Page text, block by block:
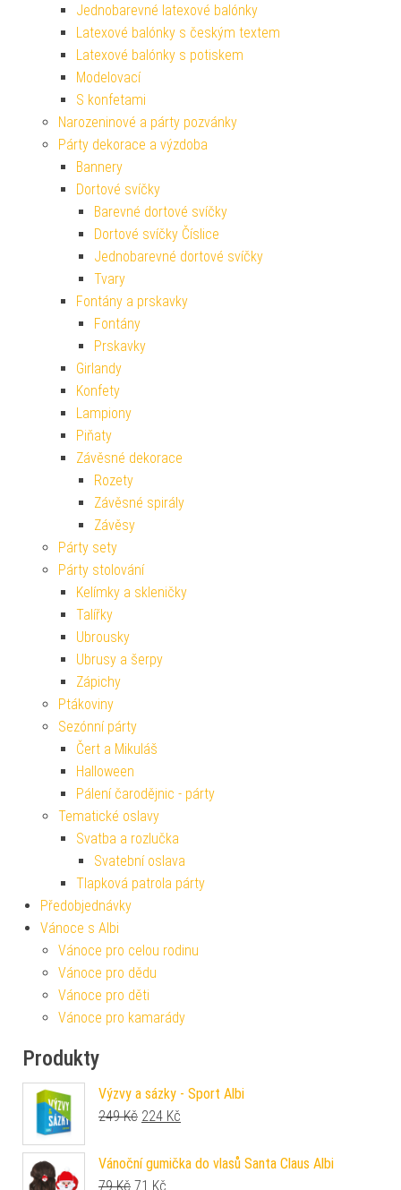
Jednobarevné latexové balónky
Latexové balónky s českým textem
Latexové balónky s potiskem
Modelovací
S konfetami
Narozeninové a párty pozvánky
Párty dekorace a výzdoba
Bannery
Dortové svíčky
Barevné dortové svíčky
Dortové svíčky Číslice
Jednobarevné dortové svíčky
Tvary
Fontány a prskavky
Fontány
Prskavky
Girlandy
Konfety
Lampiony
Piňaty
Závěsné dekorace
Rozety
Závěsné spirály
Závěsy
Párty sety
Párty stolování
Kelímky a skleničky
Talířky
Ubrousky
Ubrusy a šerpy
Zápichy
Ptákoviny
Sezónní párty
Čert a Mikuláš
Halloween
Pálení čarodějnic - párty
Tematické oslavy
Svatba a rozlučka
Svatební oslava
Tlapková patrola párty
Předobjednávky
Vánoce s Albi
Vánoce pro celou rodinu
Vánoce pro dědu
Vánoce pro děti
Vánoce pro kamarády
Produkty
Výzvy a sázky - Sport Albi
249Kč Původní cena byla: 249 Kč.
224 Kč
Vánoční gumička do vlasů Santa Claus Albi
79Kč Původní cena byla: 79 Kč.
71 Kč